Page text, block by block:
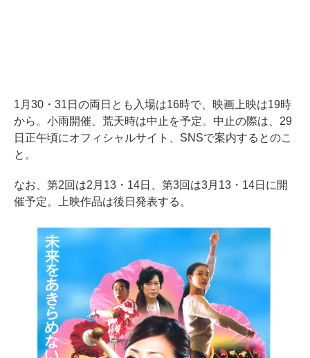
1月30・31日の両日とも入場は16時で、映画上映は19時
から。小雨開催、荒天時は中止を予定。中止の際は、29
日正午頃にオフィシャルサイト、SNSで案内するとのこ
と。
なお、第2回は2月13・14日、第3回は3月13・14日に開
催予定。上映作品は後日発表する。